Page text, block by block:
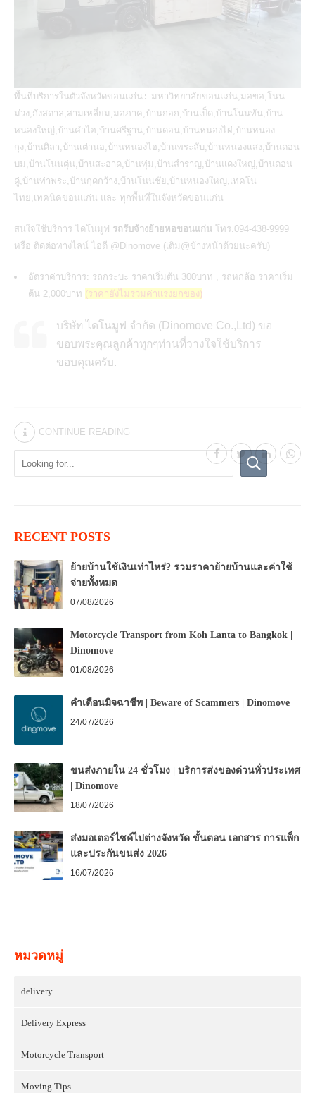
พื้นที่บริการในตัวจังหวัดขอนแก่น: มหาวิทยาลัยขอนแก่น,มอขอ,โนน
ม่วง,กังสดาล,สามเหลี่ยม,มอภาค,บ้านกอก,บ้านเป็ด,บ้านโนนทัน,บ้าน
หนองใหญ่,บ้านคำไฮ,บ้านศรีฐาน,บ้านดอน,บ้านหนองไผ่,บ้านหนอง
กุง,บ้านศิลา,บ้านเต่านอ,บ้านหนองไฮ,บ้านพระลับ,บ้านหนองแสง,บ้านดอน
บม,บ้านโนนตุ่น,บ้านสะอาด,บ้านทุ่ม,บ้านสำราญ,บ้านแดงใหญ่,บ้านดอน
ดู่,บ้านท่าพระ,บ้านกุดกว้าง,บ้านโนนชัย,บ้านหนองใหญ่,เทคโน
ไทย,เทคนิคขอนแก่น และ ทุกพื้นที่ในจังหวัดขอนแก่น
สนใจใช้บริการ ไดโนมูฟ รถรับจ้างย้ายหอขอนแก่น โทร.094-438-9999
หรือ ติดต่อทางไลน์ ไอดี @Dinomove (เติม@ข้างหน้าด้วยนะครับ)
อัตราค่าบริการ: รถกระบะ ราคาเริ่มต้น 300บาท , รถหกล้อ ราคาเริ่ม
ต้น 2,000บาท (ราคายังไม่รวมค่าแรงยกของ)
บริษัท ไดโนมูฟ จำกัด (Dinomove Co.,Ltd) ขอ
ขอบพระคุณลูกค้าทุกๆท่านที่วางใจใช้บริการ
ขอบคุณครับ.
CONTINUE READING
RECENT POSTS
ย้ายบ้านใช้เงินเท่าไหร่? รวมราคาย้ายบ้านและค่าใช้
จ่ายทั้งหมด
07/08/2026
Motorcycle Transport from Koh Lanta to Bangkok |
Dinomove
01/08/2026
คำเตือนมิจฉาชีพ | Beware of Scammers | Dinomove
24/07/2026
ขนส่งภายใน 24 ชั่วโมง | บริการส่งของด่วนทั่วประเทศ
| Dinomove
18/07/2026
ส่งมอเตอร์ไซค์ไปต่างจังหวัด ขั้นตอน เอกสาร การแพ็ก
และประกันขนส่ง 2026
16/07/2026
หมวดหมู่
delivery
Delivery Express
Motorcycle Transport
Moving Tips